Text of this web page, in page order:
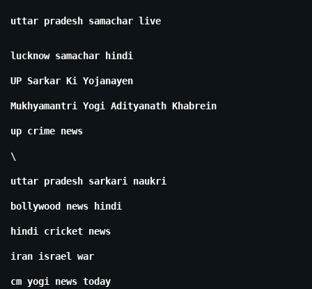
uttar pradesh samachar live
lucknow samachar hindi
UP Sarkar Ki Yojanayen
Mukhyamantri Yogi Adityanath Khabrein
up crime news
\
uttar pradesh sarkari naukri
bollywood news hindi
hindi cricket news
iran israel war
cm yogi news today